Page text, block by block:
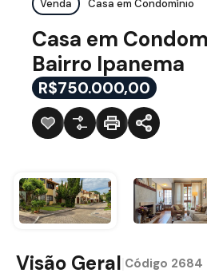
Venda Casa em Condomínio
Casa em
Bairro Ipanema
R$750.000,00
Visão Geral Código 2684